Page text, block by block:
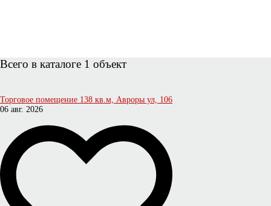
Всего в каталоге 1 объект
Торговое помещение 138 кв.м, Авроры ул, 106
06 авг. 2026